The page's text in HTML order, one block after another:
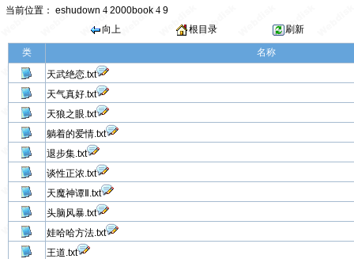
当前位置： eshudown 4 2000book 4 9
向上
根目录 刷新
类
名称
天武绝恋.txt
天气真好.txt
天狼之眼.txt
躺着的爱情.txt
退步集.txt
谈性正浓.txt
天魔神谭Ⅱ.txt
头脑风暴.txt
娃哈哈方法.txt
王道.txt